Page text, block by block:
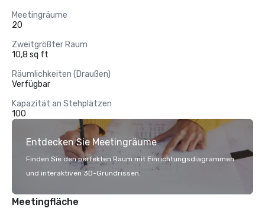
Meetingräume
20
Zweitgrößter Raum
10,8 sq ft
Räumlichkeiten (Draußen)
Verfügbar
Kapazität an Stehplätzen
100
Entdecken Sie Meetingräume
Finden Sie den perfekten Raum mit Einrichtungsdiagrammen
und interaktiven 3D-Grundrissen.
Meetingfläche